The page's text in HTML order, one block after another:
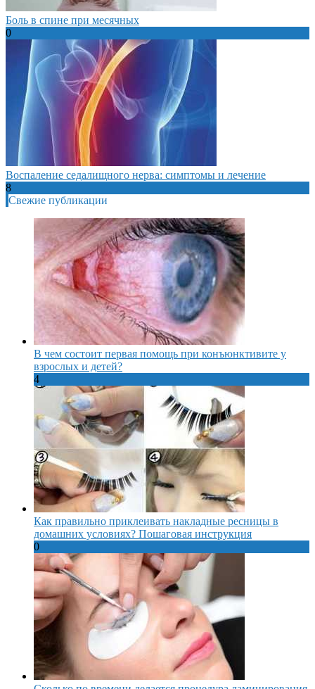
Боль в спине при месячных
0
Воспаление седалищного нерва: симптомы и лечение
8
Свежие публикации
В чем состоит первая помощь при конъюнктивите у
взрослых и детей?
4
Как правильно приклеивать накладные ресницы в
домашних условиях? Пошаговая инструкция
0